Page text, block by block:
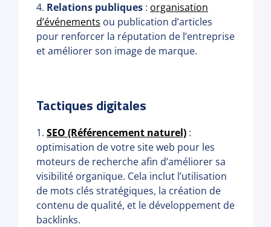
4. Relations publiques : organisation
d’événements ou publication d’articles
pour renforcer la réputation de l’entreprise
et améliorer son image de marque.
Tactiques digitales
1. SEO (Référencement naturel) :
optimisation de votre site web pour les
moteurs de recherche afin d’améliorer sa
visibilité organique. Cela inclut l’utilisation
de mots clés stratégiques, la création de
contenu de qualité, et le développement de
backlinks.